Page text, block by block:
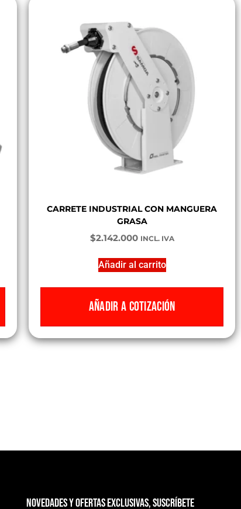
CARRETE INDUSTRIAL CON MANGUERA
GRASA
$2.142.000 INCL. IVA
Añadir al carrito
AÑADIR A COTIZACIÓN
Novedades y ofertas exclusivas, suscríbete